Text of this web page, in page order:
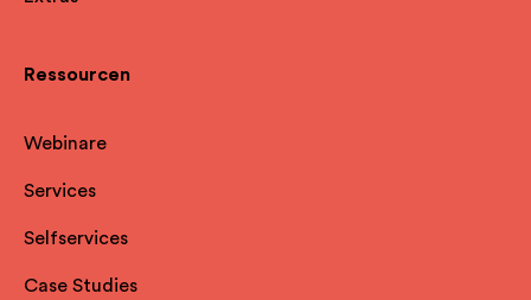
Ressourcen
Webinare
Services
Selfservices
Case Studies